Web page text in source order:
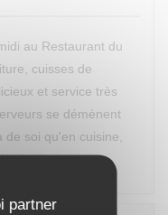
partner
au Restaurant du
cuisses de
et service très
se démènent
soi qu'en cuisine,
!